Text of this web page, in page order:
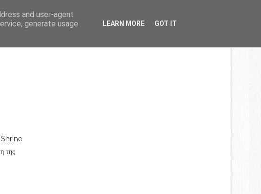
Shrine
της
and user-agent
generate usage
LEARN MORE GOT IT